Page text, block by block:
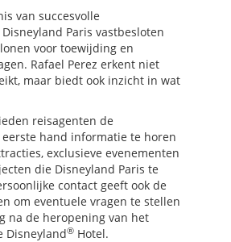
van succesvolle
Paris vastbesloten
voor toewijding en
Rafael Perez erkent niet
maar biedt ook inzicht in wat
reisagenten de
hand informatie te horen
exclusieve evenementen
die Disneyland Paris te
contact geeft ook de
om eventuele vragen te stellen
na de heropening van het
Disneyland® Hotel.